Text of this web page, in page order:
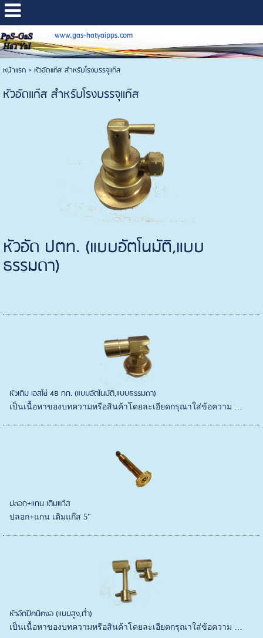
www.gas-hatyaipps.com
หน้าแรก> หัวอัดแก๊ส สำหรับโรงบรรจุแก๊ส
หัวอัดแก๊ส สำหรับโรงบรรจุแก๊ส
หัวอัด ปตท. (แบบอัตโนมัติ,แบบ
ธรรมดา)
หัวเติม เอสโซ่ 48 กก. (แบบอัตโนมัติ,แบบธรรมดา)
เป็นเนื้อหาของบทความหรือสินค้าโดยละเอียดกรุณาใส่ข้อความ …
ปลอก+แกน เติมแก๊ส
ปลอก+แกน เติมแก๊ส 5"
หัวอัดปิคนิคงอ (แบบสูง,ต่ำ)
เป็นเนื้อหาของบทความหรือสินค้าโดยละเอียดกรุณาใส่ข้อความ …